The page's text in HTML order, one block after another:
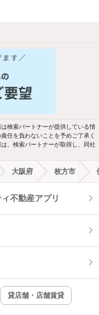
以上
ット相談
立洗面台
都市ガス
ートロック
ンターネット無料
検索パートナーが提供している情
任を負わないことを予めご了承く
、検索パートナーが取得し、同社
大阪府 枚方市
不動産アプリ
貸店舗・店舗賃貸